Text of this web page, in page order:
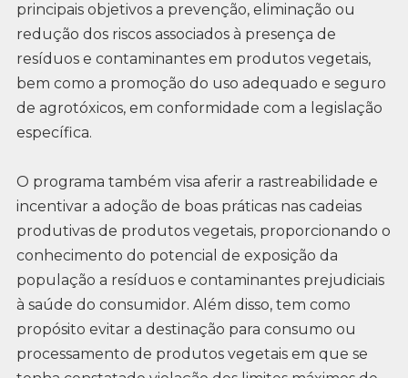
principais objetivos a prevenção, eliminação ou
redução dos riscos associados à presença de
resíduos e contaminantes em produtos vegetais,
bem como a promoção do uso adequado e seguro
de agrotóxicos, em conformidade com a legislação
específica.
O programa também visa aferir a rastreabilidade e
incentivar a adoção de boas práticas nas cadeias
produtivas de produtos vegetais, proporcionando o
conhecimento do potencial de exposição da
população a resíduos e contaminantes prejudiciais
à saúde do consumidor. Além disso, tem como
propósito evitar a destinação para consumo ou
processamento de produtos vegetais em que se